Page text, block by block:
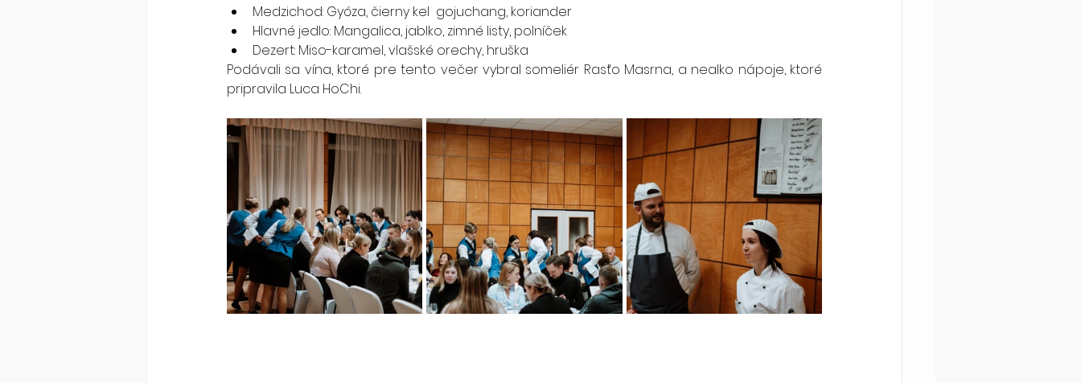
Medzichod: Gyóza, čierny kel  gojuchang, koriander
Hlavné jedlo: Mangalica, jablko, zimné listy, polníček
Dezert: Miso-karamel, vlašské orechy, hruška
Podávali sa vína, ktoré pre tento večer vybral someliér Rasťo Masrna, a nealko nápoje, ktoré
pripravila Luca HoChi.